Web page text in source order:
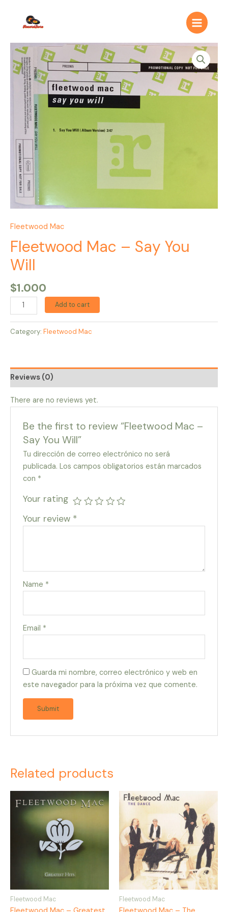
contenido
Main
Menu
Fleetwood Mac
Fleetwood Mac – Say You
Will
$1.000
Fleetwood
Mac
–
quantity
Add to cart
Category: Fleetwood Mac
Reviews (0)
There are no reviews yet.
Be the first to review “Fleetwood Mac –
Say You Will”
Tu dirección de correo electrónico no será
publicada. Los campos obligatorios están marcados
con *
Your rating
Your review *
Name *
Email *
Guarda mi nombre, correo electrónico y web en
este navegador para la próxima vez que comente.
Related products
Fleetwood Mac Fleetwood Mac